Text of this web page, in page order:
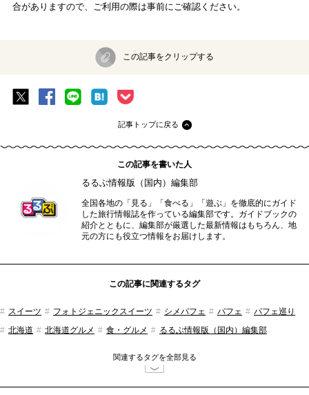
合がありますので、ご利用の際は事前にご確認ください。
この記事をクリップする
記事トップに戻る
この記事を書いた人
るるぶ情報版（国内）編集部
全国各地の「見る」「食べる」「遊ぶ」を徹底的にガイド
した旅行情報誌を作っている編集部です。ガイドブックの
紹介とともに、編集部が厳選した最新情報はもちろん、地
元の方にも役立つ情報をお届けします。
この記事に関連するタグ
スイーツ フォトジェニックスイーツ シメパフェ パフェ
パフェ巡り
北海道
北海道グルメ 食・グルメ るるぶ情報版（国内）編集部
関連するタグを全部見る